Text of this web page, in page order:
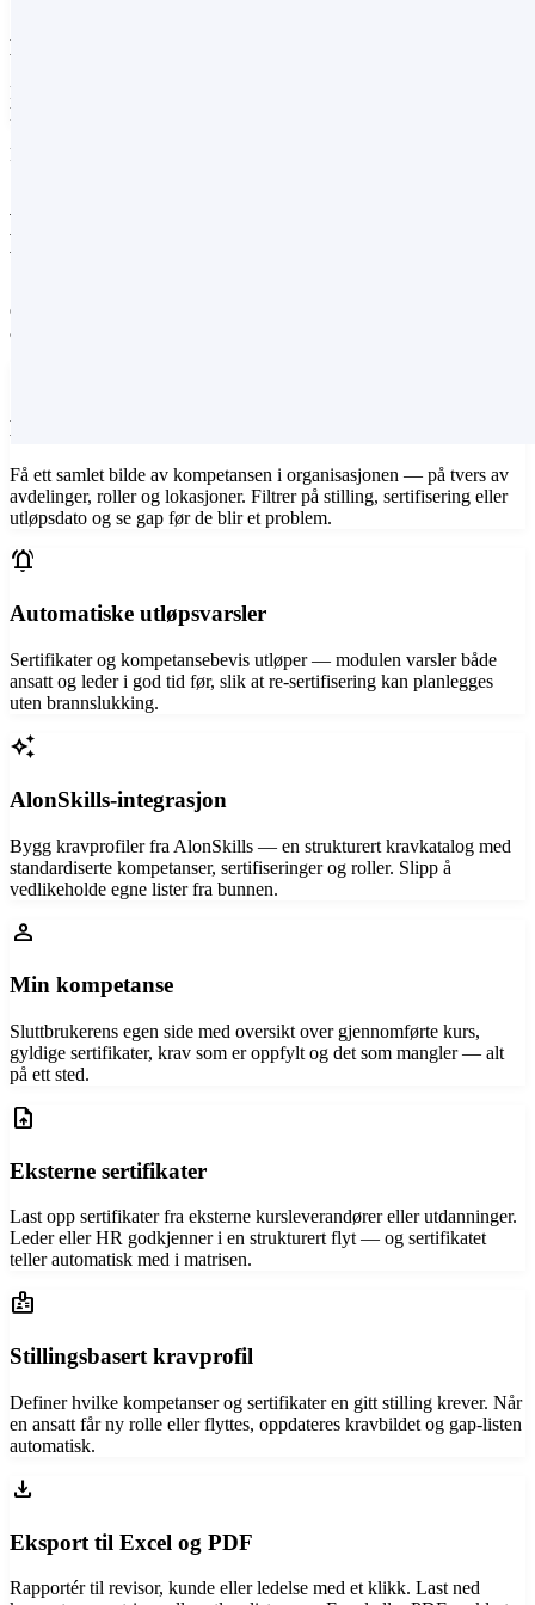
Dokumentasjon
Revisjonsklar logg og eksport til Excel og PDF. Når revisor spør,
har du svaret klart.
FUNKSJONER
Alt du trenger for å styre kompetanse i
praksis
eksport — modulen dekker hele kompetanselivssyklusen, fra
ansettelse til revisjon.
Kompetansematrise
Få ett samlet bilde av kompetansen i organisasjonen — på tvers av
avdelinger, roller og lokasjoner. Filtrer på stilling, sertifisering eller
utløpsdato og se gap før de blir et problem.
notifications_active
Automatiske utløpsvarsler
Sertifikater og kompetansebevis utløper — modulen varsler både
ansatt og leder i god tid før, slik at re-sertifisering kan planlegges
uten brannslukking.
auto_awesome
AlonSkills-integrasjon
Bygg kravprofiler fra AlonSkills — en strukturert kravkatalog med
standardiserte kompetanser, sertifiseringer og roller. Slipp å
vedlikeholde egne lister fra bunnen.
person
Min kompetanse
Sluttbrukerens egen side med oversikt over gjennomførte kurs,
gyldige sertifikater, krav som er oppfylt og det som mangler — alt
på ett sted.
upload_file
Eksterne sertifikater
Last opp sertifikater fra eksterne kursleverandører eller utdanninger.
Leder eller HR godkjenner i en strukturert flyt — og sertifikatet
teller automatisk med i matrisen.
badge
Stillingsbasert kravprofil
Definer hvilke kompetanser og sertifikater en gitt stilling krever. Når
en ansatt får ny rolle eller flyttes, oppdateres kravbildet og gap-listen
automatisk.
file_download
Eksport til Excel og PDF
Rapportér til revisor, kunde eller ledelse med et klikk. Last ned